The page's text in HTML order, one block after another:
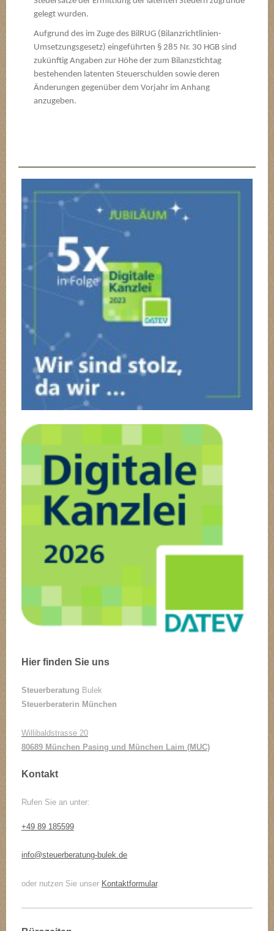
gelegt wurden.
Aufgrund des im Zuge des BilRUG (Bilanzrichtlinien-
Umsetzungsgesetz) eingeführten § 285 Nr. 30 HGB sind
zukünftig Angaben zur Höhe der zum Bilanzstichtag
bestehenden latenten Steuerschulden sowie deren
Änderungen gegenüber dem Vorjahr im Anhang
anzugeben.
Hier finden Sie uns
Steuerberatung Bulek
Steuerberaterin München
Willibaldstrasse 20
80689 München Pasing und München Laim (MUC)
Kontakt
Rufen Sie an unter:
+49 89 185599
info@steuerberatung-bulek.de
oder nutzen Sie unser Kontaktformular.